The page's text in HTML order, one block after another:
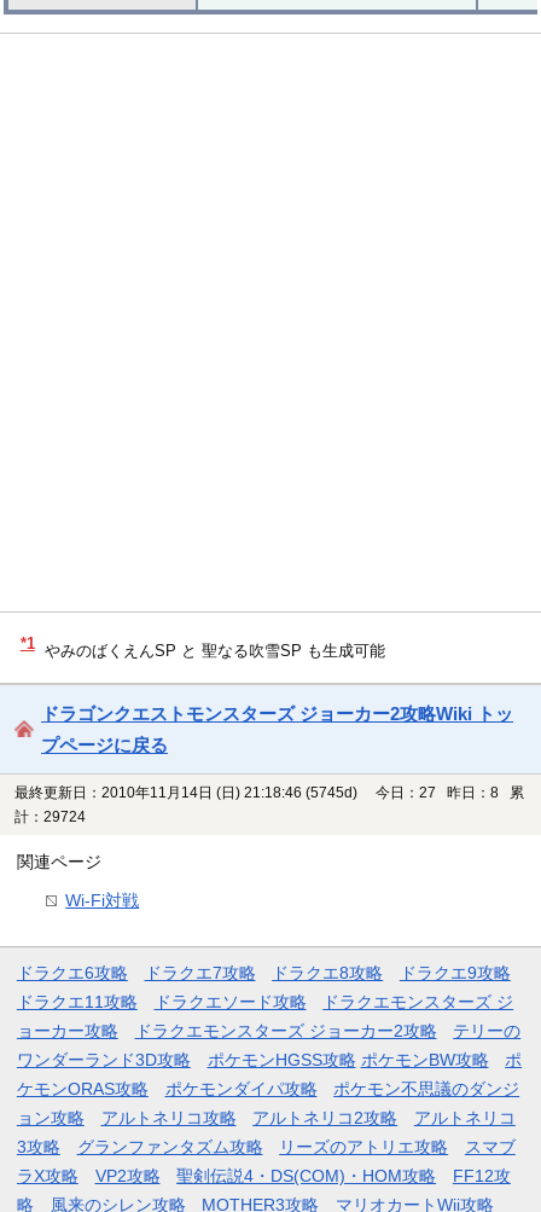
*1 やみのばくえんSP と 聖なる吹雪SP も生成可能
ドラゴンクエストモンスターズ ジョーカー2攻略Wiki トッ
プページに戻る
最終更新日：2010年11月14日 (日) 21:18:46 (5745d)
今日：27 昨日：8 累
計：29724
関連ページ
Wi-Fi対戦
ドラクエ6攻略 ドラクエ7攻略 ドラクエ8攻略
ドラクエ9攻略
ドラクエ11攻略
ドラクエソード攻略
ドラクエモンスターズ ジ
ョーカー攻略
ドラクエモンスターズ ジョーカー2攻略
テリーの
ワンダーランド3D攻略
ポケモンHGSS攻略 ポケモンBW攻略
ポ
ケモンORAS攻略
ポケモンダイパ攻略
ポケモン不思議のダンジ
ョン攻略
アルトネリコ攻略 アルトネリコ2攻略
アルトネリコ
3攻略
グランファンタズム攻略 リーズのアトリエ攻略
スマブ
ラX攻略
VP2攻略 聖剣伝説4・DS(COM)・HOM攻略
FF12攻
略
風来のシレン攻略 MOTHER3攻略 マリオカートWii攻略